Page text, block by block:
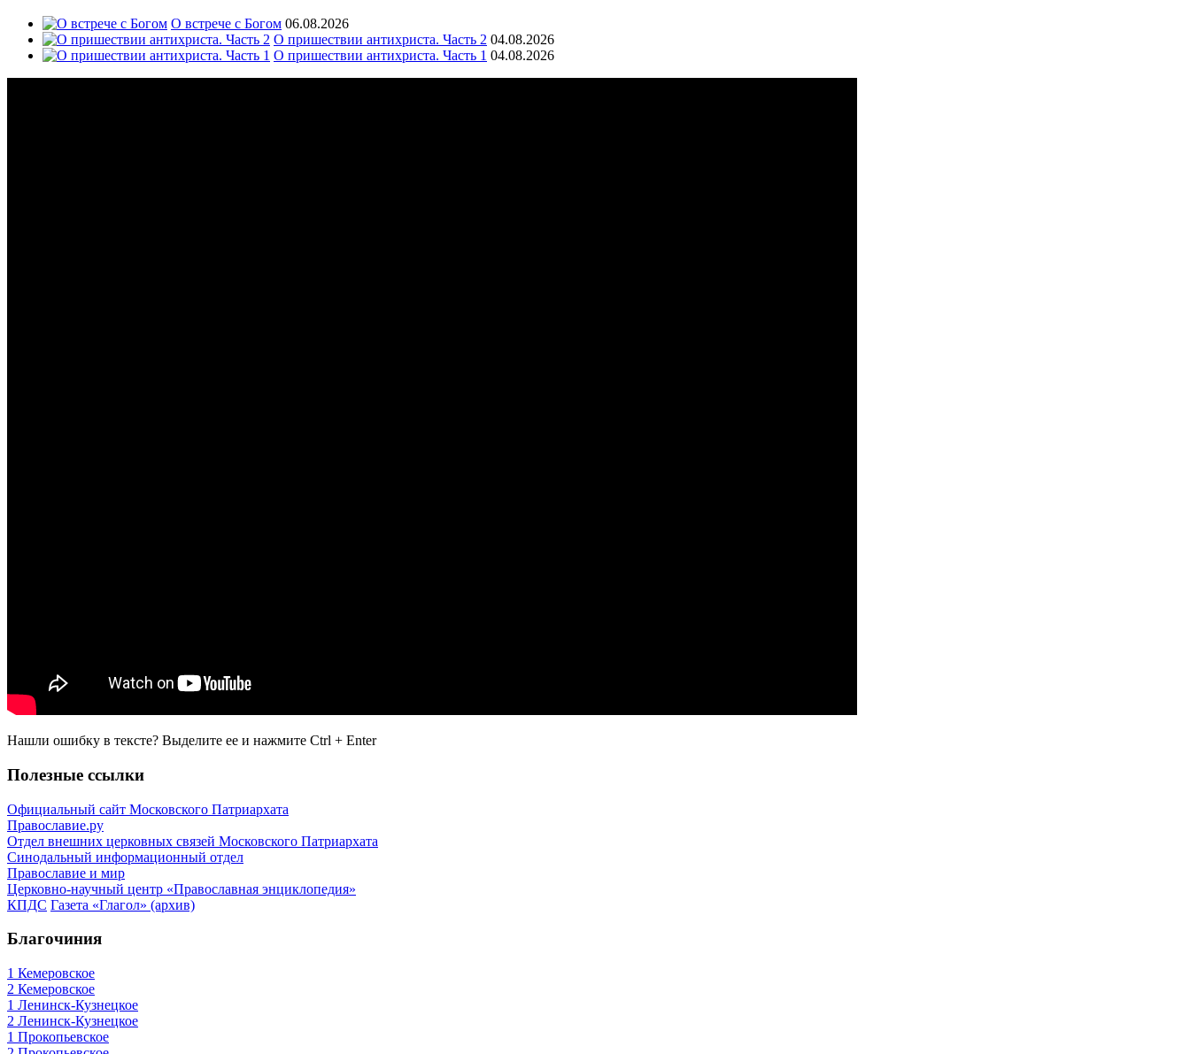
О встрече с Богом 06.08.2026
О пришествии антихриста. Часть 2 04.08.2026
О пришествии антихриста. Часть 1 04.08.2026
Нашли ошибку в тексте? Выделите ее и нажмите Ctrl + Enter
Полезные ссылки
Официальный сайт Московского Патриархата
Православие.ру
Отдел внешних церковных связей Московского Патриархата
Синодальный информационный отдел
Православие и мир
Церковно-научный центр «Православная энциклопедия»
КПДС Газета «Глагол» (архив)
Благочиния
1 Кемеровское
2 Кемеровское
1 Ленинск-Кузнецкое
2 Ленинск-Кузнецкое
1 Прокопьевское